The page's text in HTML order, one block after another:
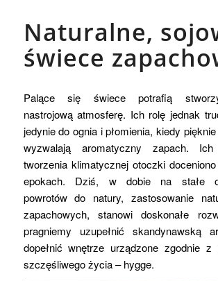
Naturalne,
świece
Palące się świece potrafią
nastrojową atmosferę. Ich rolę jednak
jedynie do ognia i płomienia, kiedy
wyzwalają aromatyczny zapach.
tworzenia klimatycznej otoczki
epokach. Dziś, w dobie na stałe
powrotów do natury, zastosowanie
zapachowych, stanowi doskonałe
pragniemy uzupełnić skandynawską
dopełnić wnętrze urządzone zgodnie
szczęśliwego życia – hygge.